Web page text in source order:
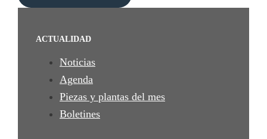
ACTUALIDAD
Noticias
Agenda
Piezas y plantas del mes
Boletines